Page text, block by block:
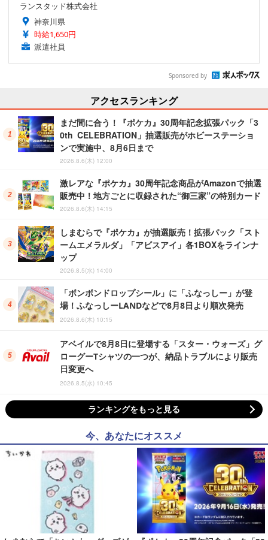
ランスタッド株式会社
神奈川県
時給1,650円
派遣社員
Sponsored by
アクセスランキング
まだ間に合う！『ポケカ』30周年記念拡張パック「3
0th CELEBRATION」抽選販売がホビーステーショ
ンで実施中、8月6日まで
2026.8.6(木) 12:00
激レアな『ポケカ』30周年記念商品がAmazonで抽選
販売中！地方ごとに収録された“御三家”の特別カード
2026.8.6(木) 14:15
しまむらで『ポケカ』が抽選販売！拡張パック「スト
ームエメラルダ」「アビスアイ」各1BOXをラインナ
ップ
2026.8.5(水) 14:00
「ボンボンドロップシール」に「ふなっしー」が登
場！ふなっしーLANDなどで8月8日より順次発売
2026.8.6(木) 10:15
アベイルで8月8日に登場する「スター・ウォーズ」グ
ローグーTシャツの一つが、納品トラブルにより販売
日変更へ
2026.8.5(水) 10:45
ランキングをもっと見る
今、あなたにオススメ